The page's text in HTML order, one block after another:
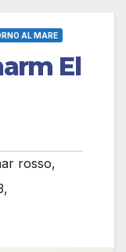
AL MARE
El
rosso,
,